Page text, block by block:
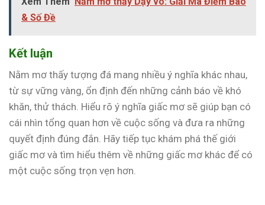
& Số Đề
Kết luận
Nằm mơ thấy tượng đá mang nhiều ý nghĩa khác nhau,
từ sự vững vàng, ổn định đến những cảnh báo về khó
khăn, thử thách. Hiểu rõ ý nghĩa giấc mơ sẽ giúp bạn có
cái nhìn tổng quan hơn về cuộc sống và đưa ra những
quyết định đúng đắn. Hãy tiếp tục khám phá thế giới
giấc mơ và tìm hiểu thêm về những giấc mơ khác để có
một cuộc sống trọn vẹn hơn.